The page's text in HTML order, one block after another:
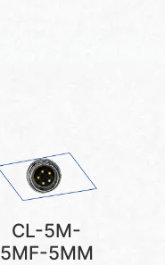
CL-5M-
5MF-5MM